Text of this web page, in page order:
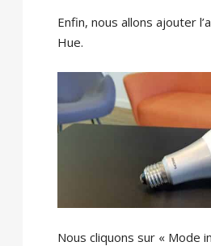
Enfin, nous allons ajouter
Hue.
Nous cliquons sur « Mode